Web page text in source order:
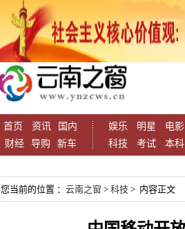
首页 资讯
国内
财经
导购 新车
娱乐 明星
电影
科技
考试 本科
您当前的位置 ： 云南之窗 > 科技 > 内容正文